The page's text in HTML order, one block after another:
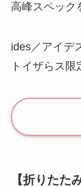
高峰スペック
ides／アイデ
トイザらス
【折りたた